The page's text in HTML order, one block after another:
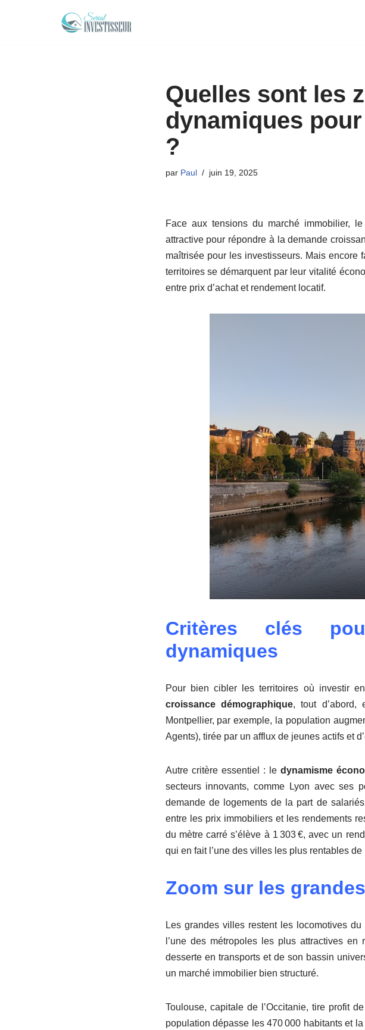
Quelles sont les
dynamiques
?
par Paul juin 19, 2025
Face aux tensions du marché immobilier,
attractive pour répondre à la demande
maîtrisée pour les investisseurs. Mais
territoires se démarquent par leur vitalité
entre prix d’achat et rendement locatif.
Critères clés
dynamiques
Pour bien cibler les territoires où investir
croissance démographique, tout d’abord,
Montpellier, par exemple, la population
Agents), tirée par un afflux de jeunes actifs et
Autre critère essentiel : ledynamisme
secteurs innovants, comme Lyon avec ses
demande de logements de la part de
entre les prix immobiliers et les rendements
du mètre carré s’élève à 1 303 €, avec un
qui en fait l’une des villes les plus rentables de
Zoom sur les
Les grandes villes restent les locomotives
l’une des métropoles les plus attractives
desserte en transports et de son bassin
un marché immobilier bien structuré.
Toulouse, capitale de l’Occitanie, tire profit
population dépasse les 470 000 habitants et